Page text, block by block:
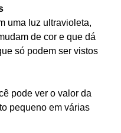
uma luz ultravioleta,
de cor e que dá
só podem ser vistos
pode ver o valor da
pequeno em várias